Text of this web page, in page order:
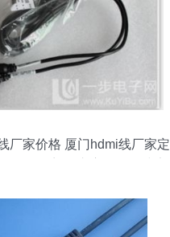
厂家价格 厦门hdmi线厂家定